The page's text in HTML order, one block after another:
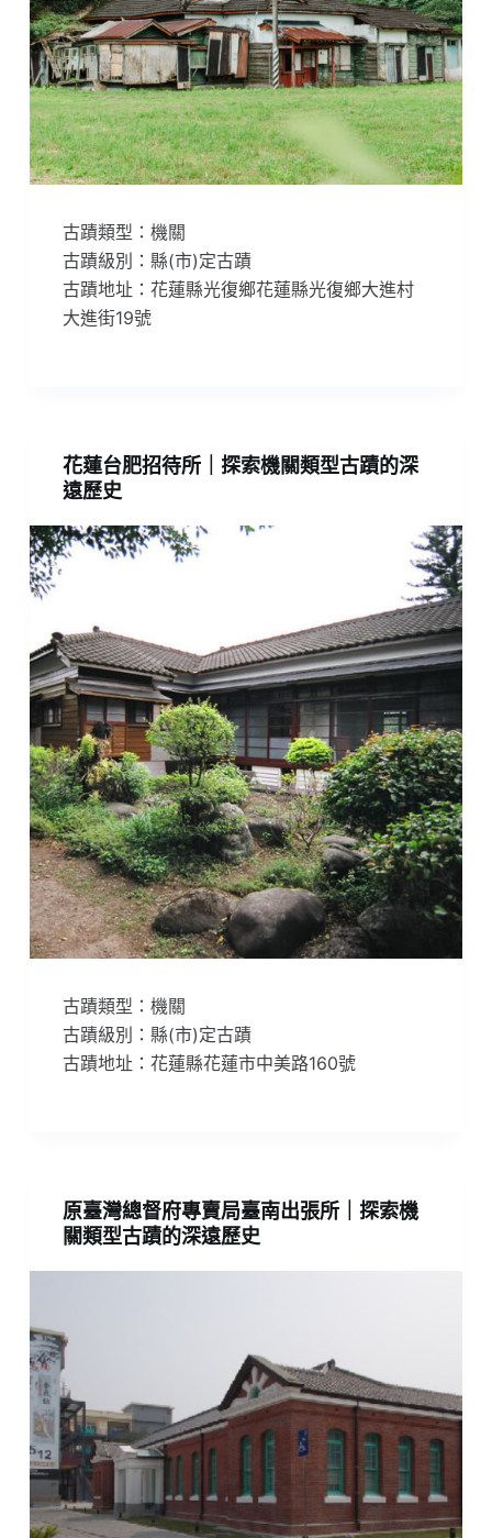
古蹟類型：機關
古蹟級別：縣(市)定古蹟
古蹟地址：花蓮縣光復鄉花蓮縣光復鄉大進村
大進街19號
花蓮台肥招待所｜探索機關類型古蹟的深
遠歷史
古蹟類型：機關
古蹟級別：縣(市)定古蹟
古蹟地址：花蓮縣花蓮市中美路160號
原臺灣總督府專賣局臺南出張所｜探索機
關類型古蹟的深遠歷史